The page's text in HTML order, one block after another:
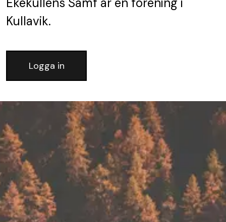
Kullavik.
Logga in